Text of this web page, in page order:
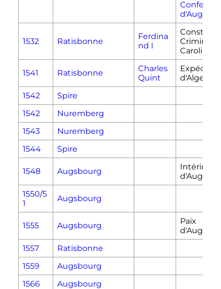
1532 Ratisbonne
Ferdina
nd I
Criminalis
Carolina
1541 Ratisbonne
Charles
Quint
d'Alger
1542
Spire
1542
Nuremberg
1543
Nuremberg
1544
Spire
1548 Augsbourg
Intérim
1550/5
1
Augsbourg
1555 Augsbourg
Paix
1557
Ratisbonne
1559
Augsbourg
1566
Augsbourg